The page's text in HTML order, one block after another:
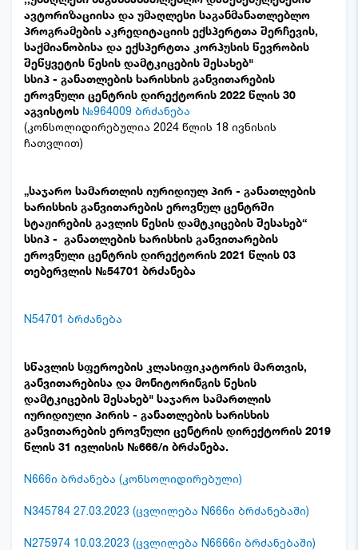
ავტორიზაციისა და უმაღლესი საგანმანათლებლო
პროგრამების აკრედიტაციის ექსპერტთა შერჩევის,
საქმიანობისა და ექსპერტთა კორპუსის წევრობის
შეწყვეტის წესის დამტკიცების შესახებ"
სსიპ - განათლების ხარისხის განვითარების
ეროვნული ცენტრის დირექტორის 2022 წლის 30
აგვისტოს №964009 ბრძანება
(კონსოლიდირებულია 2024 წლის 18 ივნისის
ჩათვლით)
„საჯარო სამართლის იურიდიულ პირ - განათლების
ხარისხის განვითარების ეროვნულ ცენტრში
სტაჟირების გავლის წესის დამტკიცების შესახებ“
სსიპ - განათლების ხარისხის განვითარების
ეროვნული ცენტრის დირექტორის 2021 წლის 03
თებერვლის №54701 ბრძანება
N54701 ბრძანება
სწავლის სფეროების კლასიფიკატორის მართვის,
განვითარებისა და მონიტორინგის წესის
დამტკიცების შესახებ" საჯარო სამართლის
იურიდიული პირის - განათლების ხარისხის
განვითარების ეროვნული ცენტრის დირექტორის 2019
წლის 31 ივლისის №666/ი ბრძანება.
N666ი ბრძანება (კონსოლიდირებული)
N345784 27.03.2023 (ცვლილება N666ი ბრძანებაში)
N275974 10.03.2023 (ცვლილება N6666ი ბრძანებაში)